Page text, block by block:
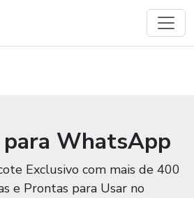
WhatsApp
Exclusivo com mais de 400
e Prontas para Usar no